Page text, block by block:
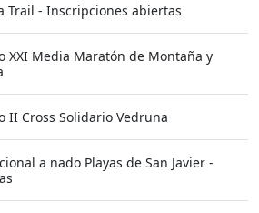
Trail - Inscripciones abiertas
XXI Media Maratón de Montaña y
II Cross Solidario Vedruna
a nado Playas de San Javier -